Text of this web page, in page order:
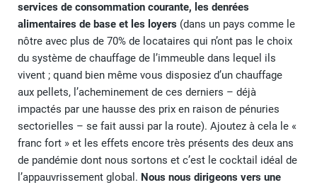
services de consommation courante, les denrées
alimentaires de base et les loyers (dans un pays comme le
nôtre avec plus de 70% de locataires qui n’ont pas le choix
du système de chauffage de l’immeuble dans lequel ils
vivent ; quand bien même vous disposiez d’un chauffage
aux pellets, l’acheminement de ces derniers – déjà
impactés par une hausse des prix en raison de pénuries
sectorielles – se fait aussi par la route). Ajoutez à cela le «
franc fort » et les effets encore très présents des deux ans
de pandémie dont nous sortons et c’est le cocktail idéal de
l’appauvrissement global. Nous nous dirigeons vers une